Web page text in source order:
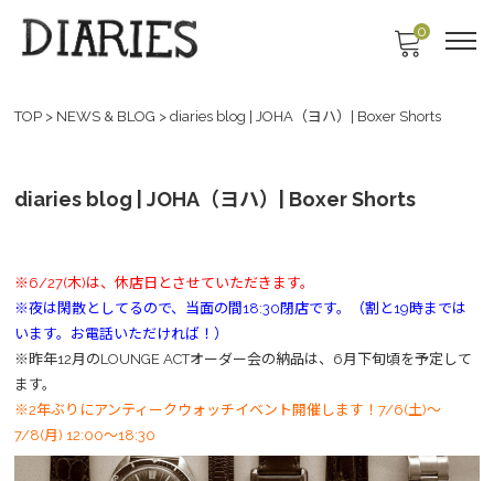
0
TOP > NEWS & BLOG > diaries blog | JOHA（ヨハ）| Boxer Shorts
diaries blog | JOHA（ヨハ）| Boxer Shorts
※6/27(木)は、休店日とさせていただきます。
※夜は閑散としてるので、当面の間18:30閉店です。（割と19時までは
います。お電話いただければ！）
※昨年12月のLOUNGE ACTオーダー会の納品は、6月下旬頃を予定して
ます。
※2年ぶりにアンティークウォッチイベント開催します！7/6(土)～
7/8(月) 12:00～18:30